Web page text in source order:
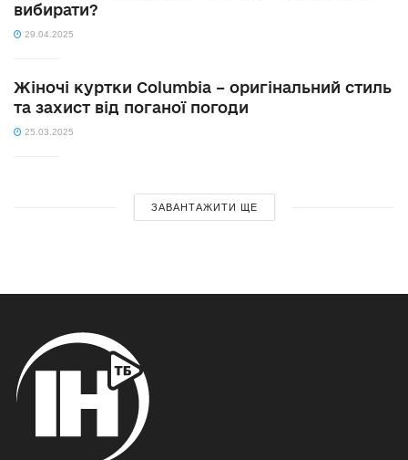
вибирати?
29.04.2025
Жіночі куртки Columbia – оригінальний стиль
та захист від поганої погоди
25.03.2025
ЗАВАНТАЖИТИ ЩЕ